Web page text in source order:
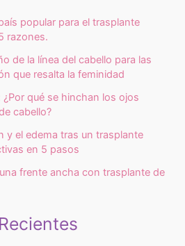
popular para el trasplante
razones.
de la línea del cabello para las
que resalta la feminidad
qué se hinchan los ojos
cabello?
y el edema tras un trasplante
en 5 pasos
frente ancha con trasplante de